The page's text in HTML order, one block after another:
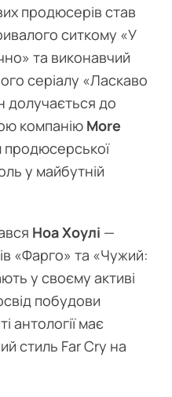
продюсерів став
ситкому «У
та виконавчий
серіалу «Ласкаво
долучається до
компанію More
продюсерської
у майбутній
Ноа Хоулі —
«Фарго» та «Чужий:
у своєму активі
побудови
антології має
стиль Far Cry на